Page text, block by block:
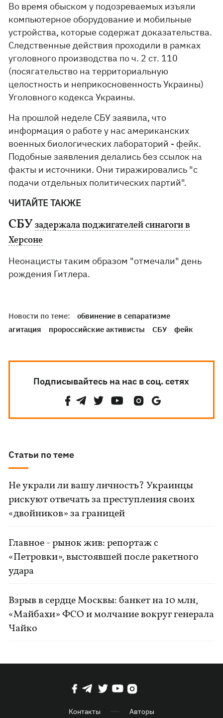
Во время обыском у подозреваемых изъяли
компьютерное оборудование и мобильные
устройства, которые содержат доказательства.
Следственные действия проходили в рамках
уголовного производства по ч. 2 ст. 110
(посягательство на территориальную
целостность и неприкосновенность Украины)
Уголовного кодекса Украины.
На прошлой неделе СБУ заявила, что
информация о работе у нас американских
военных биологических лабораторий - фейк.
Подобные заявления делались без ссылок на
факты и источники. Они тиражировались "с
подачи отдельных политических партий".
ЧИТАЙТЕ ТАКЖЕ
СБУзадержала поджигателей синагоги в
Херсоне
Неонацисты таким образом "отмечали" день
рождения Гитлера.
Новости по теме:
обвинение в сепаратизме
агитация
пророссийские активисты СБУ фейк
Подписывайтесь на нас в соц. сетях
Статьи по теме
Не украли ли вашу личность? Украинцы
рискуют отвечать за преступления своих
«двойников» за границей
Главное - рынок жив: репортаж с
«Петровки», выстоявшей после ракетного
удара
Взрыв в сердце Москвы: банкет на 10 млн,
«Майбахи» ФСО и молчание вокруг генерала
Чайко
Контакты Авторы